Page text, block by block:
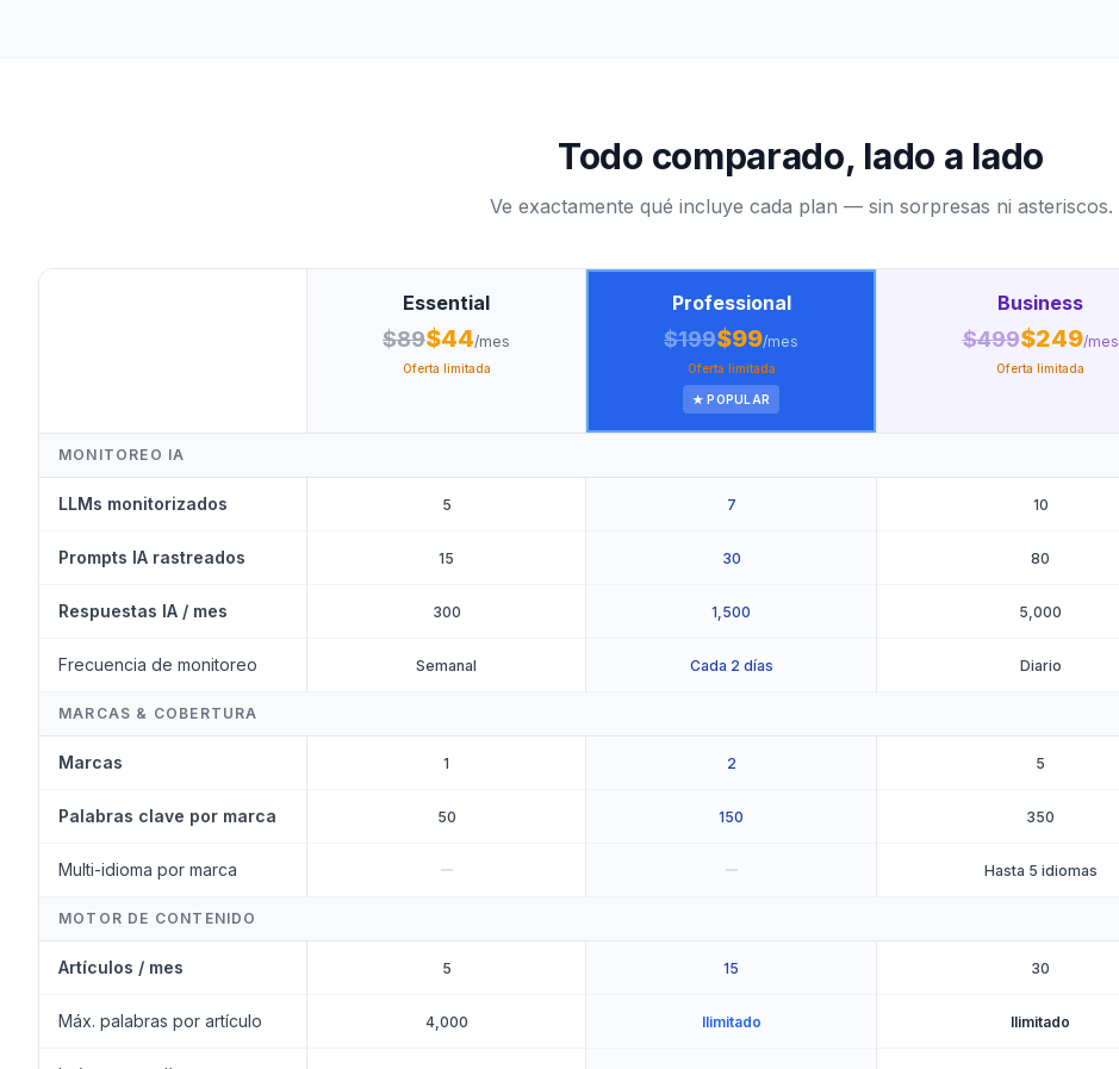
Todo comparado, lado a lado
Ve exactamente qué incluye cada plan — sin sorpresas ni asteriscos.
Essential
$89$44/mes
Oferta limitada
Professional
$199$99/mes
Oferta limitada
★ POPULAR
Business
$499$249/mes
Oferta limitada
MONITOREO IA
LLMs monitorizados 5 7 10
Prompts IA rastreados 15 30 80
Respuestas IA / mes 300 1,500 5,000
Frecuencia de monitoreo Semanal Cada 2 días Diario
MARCAS & COBERTURA
Marcas 1 2 5
Palabras clave por marca 50 150 350
Multi-idioma por marca Hasta 5 idiomas
MOTOR DE CONTENIDO
Artículos / mes 5 15 30
Máx. palabras por artículo 4,000 Ilimitado Ilimitado